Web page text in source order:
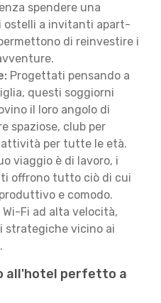
spendere una
ostelli a invitanti apart-
di reinvestire i
Progettati pensando a
questi soggiorni
il loro angolo di
spaziose, club per
per tutte le età.
viaggio è di lavoro, i
offrono tutto ciò di cui
e comodo.
Fi ad alta velocità,
strategiche vicino ai
all'hotel perfetto a